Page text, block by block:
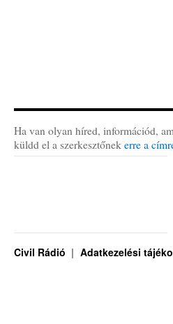
Ha van olyan híred, információd,
küldd el a szerkesztőnek erre a
Civil Rádió Adatkezelési